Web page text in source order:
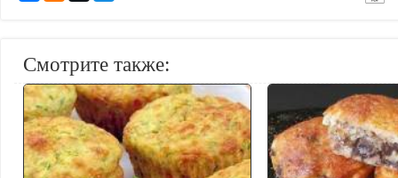
Смотрите также: